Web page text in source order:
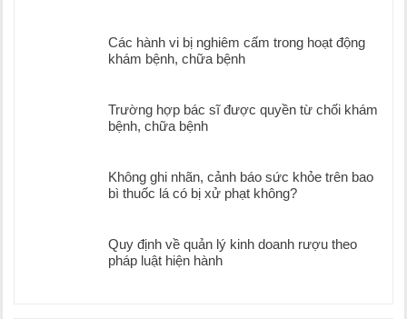
Các hành vi bị nghiêm cấm trong hoạt động
khám bệnh, chữa bệnh
Trường hợp bác sĩ được quyền từ chối khám
bệnh, chữa bệnh
Không ghi nhãn, cảnh báo sức khỏe trên bao
bì thuốc lá có bị xử phạt không?
Quy định về quản lý kinh doanh rượu theo
pháp luật hiện hành